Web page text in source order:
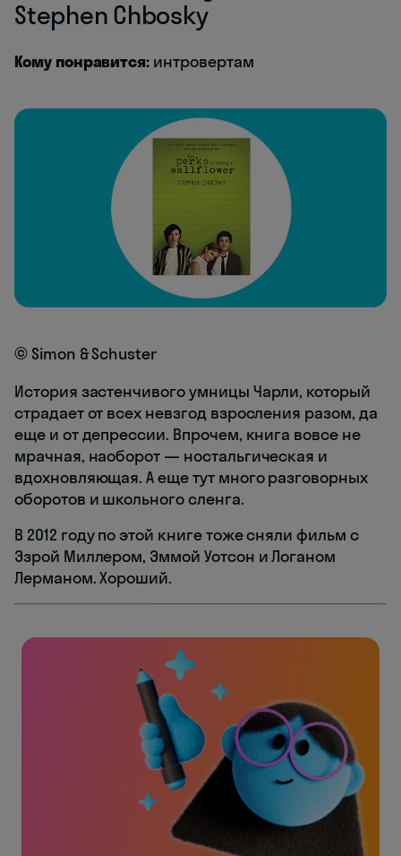
Stephen Chbosky
Кому понравится: интровертам
© Simon & Schuster
История застенчивого умницы Чарли, который
страдает от всех невзгод взросления разом, да
еще и от депрессии. Впрочем, книга вовсе не
мрачная, наоборот — ностальгическая и
вдохновляющая. А еще тут много разговорных
оборотов и школьного сленга.
В 2012 году по этой книге тоже сняли фильм с
Эзрой Миллером, Эммой Уотсон и Логаном
Лерманом. Хороший.